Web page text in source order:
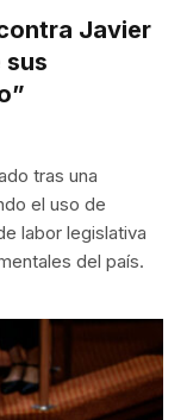
Javier
sus
tras una
el uso de
labor legislativa
del país.